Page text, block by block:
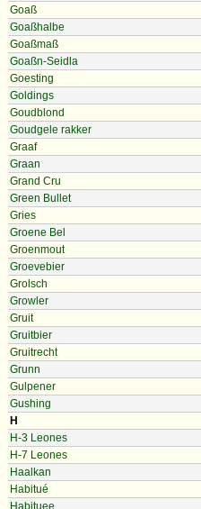
Goaß
Goaßhalbe
Goaßmaß
Goaßn-Seidla
Goesting
Goldings
Goudblond
Goudgele rakker
Graaf
Graan
Grand Cru
Green Bullet
Gries
Groene Bel
Groenmout
Groevebier
Grolsch
Growler
Gruit
Gruitbier
Gruitrecht
Grunn
Gulpener
Gushing
H
H-3 Leones
H-7 Leones
Haalkan
Habitué
Habituee